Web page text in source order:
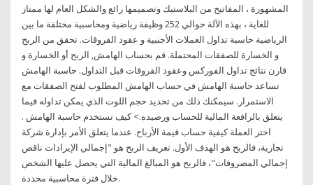
المشهورة ، المفاتيح من البلاستيك وتصميمها رائع والشكل العام لها ممتاز
للغاية ، بهذه الآلة حوالي 252 وظيفة رياضية ومحاسبية مختلفة ما بين
الرياضية حاسبة تداول العملات الأجنبية و عقود الفروقات. تحقق من الربح
و الخسارة للصفقات المحتملة. قم بحساب الهامش, الربح أو الخسارة و
قارن نتائج تداول الفوركس وعقود الفروقات قبل التداول. حاسبة الهامش
تساعد حاسبة الهامش في حساب الهامش المطلوب لفتح الصفقات مع
الاستمرار. سيمكنك ذلك من تحديد حجم اللوت الذي يمكن تداوله فيما
يتعلق بالرافعة المالية للحساب ورصيده.> كيف تستخدم حاسبة الهامش .
اختر العملة كيفية حساب قيمة الأرباح. عندما يتعلق الأمر بإدارة شركة
تجارية، فالربح هو الهدف الأول. تعريف الربح هو "إجمالي الإيرادات ناقص
إجمالي المصروفات"، فالربح هو المبالغ المالية التي يحصل عليها الشخص
خلال فترة محاسبية محددة.